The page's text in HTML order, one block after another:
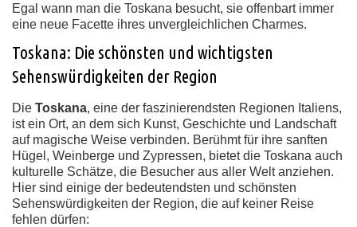
Egal wann man die Toskana besucht, sie offenbart immer
eine neue Facette ihres unvergleichlichen Charmes.
Toskana: Die schönsten und wichtigsten
Sehenswürdigkeiten der Region
Die Toskana, eine der faszinierendsten Regionen Italiens,
ist ein Ort, an dem sich Kunst, Geschichte und Landschaft
auf magische Weise verbinden. Berühmt für ihre sanften
Hügel, Weinberge und Zypressen, bietet die Toskana auch
kulturelle Schätze, die Besucher aus aller Welt anziehen.
Hier sind einige der bedeutendsten und schönsten
Sehenswürdigkeiten der Region, die auf keiner Reise
fehlen dürfen: